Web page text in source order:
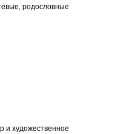
родословные
художественное